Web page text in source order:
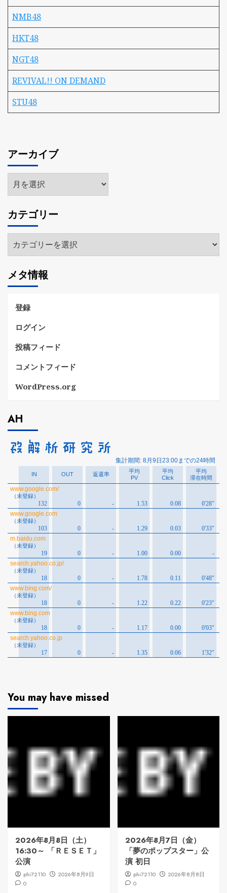
NMB48
HKT48
NGT48
REVIVAL!! ON DEMAND
STU48
アーカイブ
ア
ー
イ
ブ
カテゴリー
テ
リ
ー
メタ情報
登録
ログイン
投稿フィード
コメントフィード
WordPress.org
AH
You may have missed
2026年8月8日（土）
16:30～ 「ＲＥＳＥＴ」
公演
phi72110
2026年8月9日
0
2026年8月7日（金）
「夢のポップスター」公
演 初日
phi72110
2026年8月8日
0